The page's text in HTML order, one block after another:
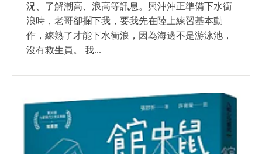
況、了解潮高、浪高等訊息。興沖沖正準備下水衝
浪時，老哥卻攔下我，要我先在陸上練習基本動
作，練熟了才能下水衝浪，因為海邊不是游泳池，
沒有救生員。 我...